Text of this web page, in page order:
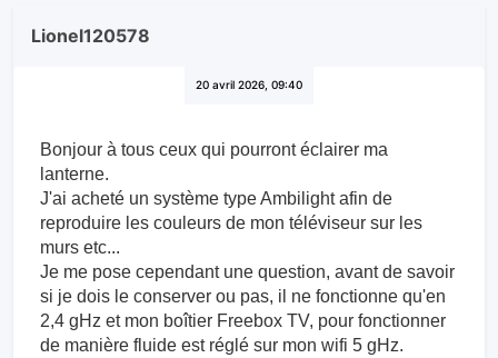
Lionel120578
20 avril 2026, 09:40
Bonjour à tous ceux qui pourront éclairer ma
lanterne.
J'ai acheté un système type Ambilight afin de
reproduire les couleurs de mon téléviseur sur les
murs etc...
Je me pose cependant une question, avant de savoir
si je dois le conserver ou pas, il ne fonctionne qu'en
2,4 gHz et mon boîtier Freebox TV, pour fonctionner
de manière fluide est réglé sur mon wifi 5 gHz.